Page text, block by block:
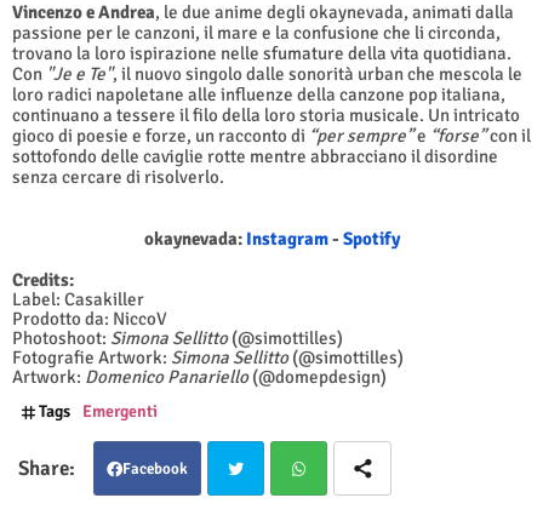
Vincenzo e Andrea, le due anime degli okaynevada, animati dalla
passione per le canzoni, il mare e la confusione che li circonda,
trovano la loro ispirazione nelle sfumature della vita quotidiana.
Con "Je e Te", il nuovo singolo dalle sonorità urban che mescola le
loro radici napoletane alle influenze della canzone pop italiana,
continuano a tessere il filo della loro storia musicale. Un intricato
gioco di poesie e forze, un racconto di “per sempre”e “forse”con il
sottofondo delle caviglie rotte mentre abbracciano il disordine
senza cercare di risolverlo.
okaynevada: Instagram- Spotify
Credits:
Label: Casakiller
Prodotto da: NiccoV
Photoshoot: Simona Sellitto(@simottilles)
Fotografie Artwork: Simona Sellitto(@simottilles)
Artwork: Domenico Panariello(@domepdesign)
Tags Emergenti
Facebook